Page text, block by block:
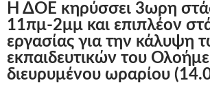
Η ΔΟΕ κηρύσσει 3ωρη
11πμ-2μμ και επιπλέον
εργασίας για την κάλυψη
εκπαιδευτικών του
διευρυμένου ωραρίου